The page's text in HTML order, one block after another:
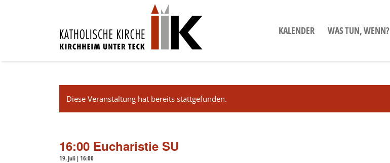
KALENDER WAS TUN, WENN?
Diese Veranstaltung hat bereits stattgefunden.
16:00 Eucharistie SU
19. Juli | 16:00